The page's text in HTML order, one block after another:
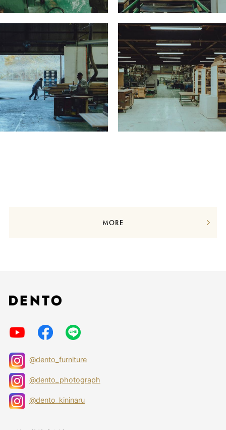
MORE
@dento_furniture
@dento_photograph
@dento_kininaru